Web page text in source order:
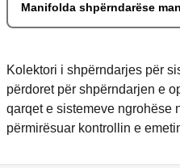
Manifolda shpërndarëse
Kolektori i shpërndarjes për
përdoret për shpërndarjen e
qarqet e sistemeve ngrohëse
përmirësuar kontrollin e